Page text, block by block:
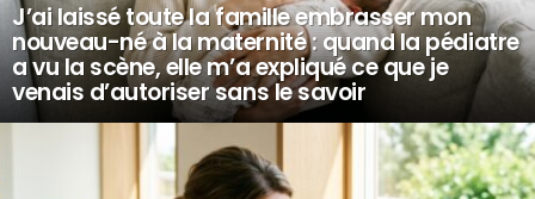
J’ai laissé toute la famille embrasser mon
nouveau-né à la maternité : quand la pédiatre
a vu la scène, elle m’a expliqué ce que je
venais d’autoriser sans le savoir